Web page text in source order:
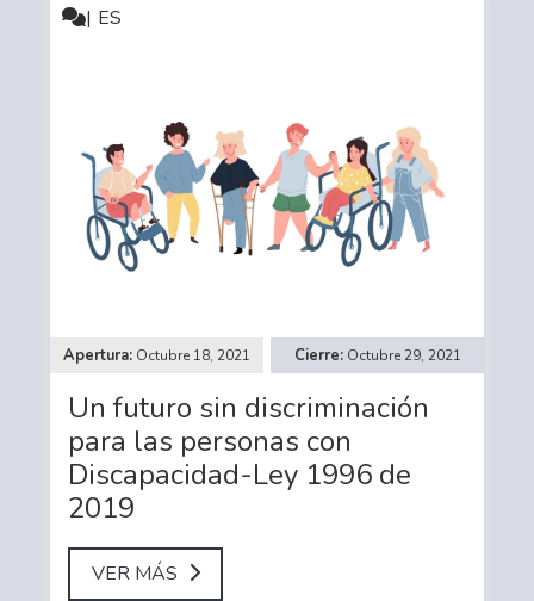
ES
Octubre 18, 2021 Octubre 29, 2021
Un futuro sin discriminación
para las personas con
Discapacidad-Ley 1996 de
2019
VER MÁS